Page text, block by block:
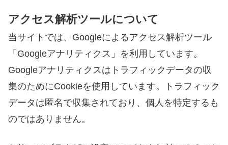
アクセス解析ツールについて
当サイトでは、Googleによるアクセス解析ツール
「Googleアナリティクス」を利用しています。
Googleアナリティクスはトラフィックデータの収
集のためにCookieを使用しています。トラフィック
データは匿名で収集されており、個人を特定するも
のではありません。